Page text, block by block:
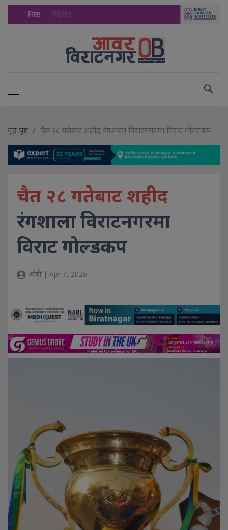
गृह पृष्ट चैत २८ गतेबाट शहीद रंगशाला विराटनगरमा विराट गोल्डकप
चैत २८ गतेबाट शहीद
रंगशाला विराटनगरमा
विराट गोल्डकप
ओबी | Apr 7, 2026